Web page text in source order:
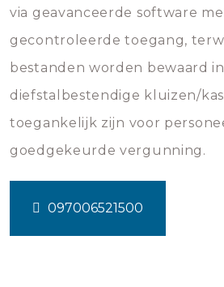
via geavanceerde software
gecontroleerde toegang,
bestanden worden bewaard
diefstalbestendige kluizen/
toegankelijk zijn voor
goedgekeurde vergunning.
097006521500